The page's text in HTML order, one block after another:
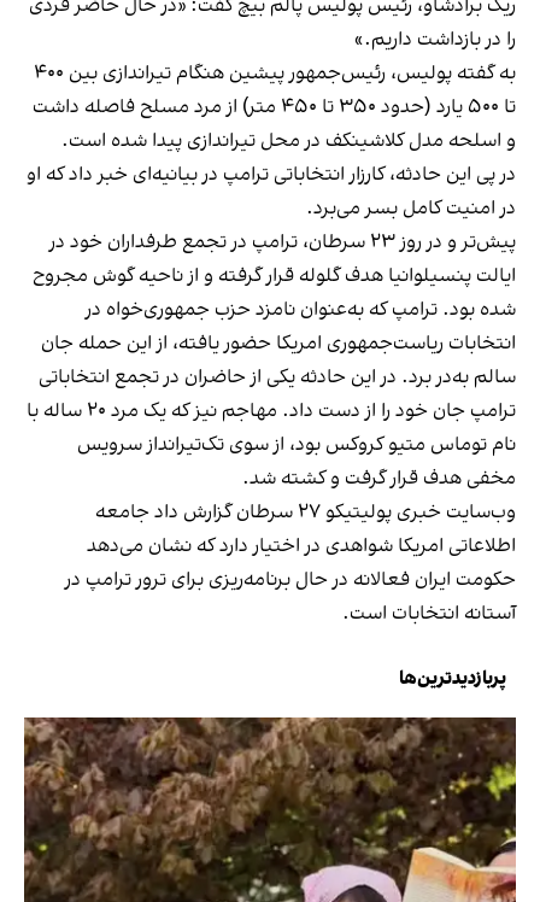
را در بازداشت داریم.»
به گفته پولیس، رئیس‌جمهور پیشین هنگام تیراندازی بین ۴۰۰
تا ۵۰۰ یارد (حدود ۳۵۰ تا ۴۵۰ متر) از مرد مسلح فاصله داشت
و اسلحه مدل کلاشینکف در محل تیراندازی پیدا شده است.
در پی این حادثه، کارزار انتخاباتی ترامپ در بیانیه‌ای خبر داد که او
در امنیت کامل بسر می‌برد.
پیش‌تر و در روز ۲۳ سرطان، ترامپ در تجمع طرفداران خود در
ایالت پنسیلوانیا هدف گلوله قرار گرفته و از ناحیه گوش مجروح
شده بود. ترامپ که به‌عنوان نامزد حزب‌ جمهوری‌خواه در
انتخابات ریاست‌جمهوری امریکا حضور یافته، از این حمله جان
سالم به‌در برد. در این حادثه یکی از حاضران در تجمع انتخاباتی
ترامپ جان خود را از دست داد. مهاجم نیز که یک مرد ۲۰ ساله با
نام توماس متیو کروکس بود، از سوی تک‌تیرانداز سرویس
مخفی هدف قرار گرفت و کشته شد.
وب‌سایت خبری پولیتیکو ۲۷ سرطان گزارش داد جامعه
اطلاعاتی امریکا شواهدی در اختیار دارد که نشان می‌دهد
حکومت ایران فعالانه در حال برنامه‌ریزی برای ترور ترامپ در
آستانه انتخابات است.
پربازدیدترین‌ها